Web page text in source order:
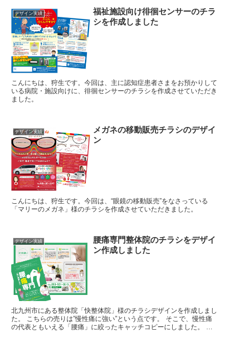
デザイン実績
福祉施設向け徘徊センサーのチラ
シを作成しました
こんにちは、狩生です。今回は、主に認知症患者さまをお預かりして
いる病院・施設向けに、徘徊センサーのチラシを作成させていただき
ました。
デザイン実績
メガネの移動販売チラシのデザイ
ン
こんにちは、狩生です。今回は、“眼鏡の移動販売”をなさっている
「マリーのメガネ」様のチラシを作成させていただきました。
デザイン実績
腰痛専門整体院のチラシをデザイ
ン作成しました
北九州市にある整体院「快整体院」様のチラシデザインを作成しまし
た。 こちらの売りは”慢性痛に強い”という点です。 そこで、慢性痛
の代表ともいえる「腰痛」に絞ったキャッチコピーにしました。 マ